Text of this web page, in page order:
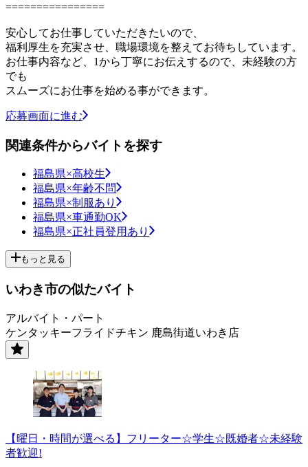
================
安心してお仕事していただきたいので、
福利厚生を充実させ、職場環境を整えてお待ちしています。
お仕事内容など、1から丁寧にお伝えするので、未経験の方
でも
スムーズにお仕事を始める事ができます。
応募画面に進む
関連条件からバイトを探す
福島県×高校生
福島県×年齢不問
福島県×制服あり
福島県×車通勤OK
福島県×正社員登用あり
もっと見る
いわき市の似たバイト
アルバイト・パート
ケンタッキーフライドチキン 鹿島街道いわき店
【曜日・時間が選べる】フリーター☆学生☆既婚者☆未経験
者歓迎!